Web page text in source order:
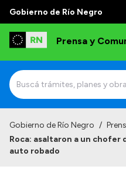
Gobierno de Río Negro
Prensa y
Institucional
Gobierno de Río Negro /
Roca: asaltaron a un chofer
auto robado